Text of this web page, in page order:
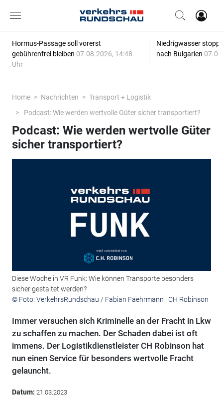
Hormus-Passage soll vorerst
gebührenfrei bleiben 07.08.2026, 14:48
Uhr
Niedrigwasser
nach Bulgarien
Home Nachrichten
Transport + Logistik
Podcast: Wie werden wertvolle Güter sicher transportiert?
Podcast: Wie werden wertvolle Güter
sicher transportiert?
Diese Woche in VR Funk: Wie können Transporte besonders
sicher gestaltet werden?
© Foto: VerkehrsRundschau / Fabian Faehrmann | CH Robinson
Immer versuchen sich Kriminelle an der Fracht in Lkw
zu schaffen zu machen. Der Schaden dabei ist oft
immens. Der Logistikdienstleister CH Robinson hat
nun einen Service für besonders wertvolle Fracht
gelauncht.
Datum: 21.03.2023